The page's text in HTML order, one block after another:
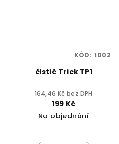
čistič Trick TP1
164,46 Kč bez DPH
199 Kč
Na objednání
KÓD: 1002